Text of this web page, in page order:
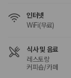
2000만 고객
카모아는 제주렌트카
격비교 플랫폼입니다.
인터넷
WiFi(무료)
식사 및 음료
레스토랑
커피숍/카페